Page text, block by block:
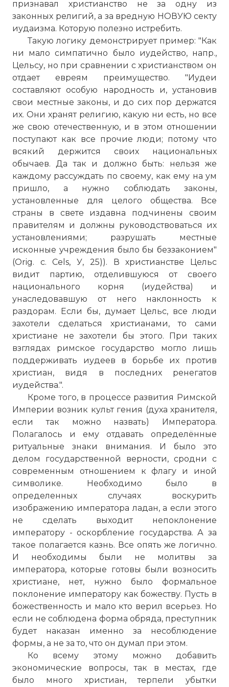
признавал христианство не за одну из
законных религий, а за вредную НОВУЮ секту
иудаизма. Которую полезно истребить.
Такую логику демонстрирует пример: "Как
ни мало симпатично было иудейство, напр.,
Цельсу, но при сравнении с христианством он
отдает евреям преимущество. "Иудеи
составляют особую народность и, установив
свои местные законы, и до сих пор держатся
их. Они хранят религию, какую ни есть, но все
же свою отечественную, и в этом отношении
поступают как все прочие люди; потому что
всякий держится своих национальных
обычаев. Да так и должно быть: нельзя же
каждому рассуждать по своему, как ему на ум
пришло, а нужно соблюдать законы,
установленные для целого общества. Все
страны в свете издавна подчинены своим
правителям и должны руководствоваться их
установлениями; разрушать местные
исконные учреждения было бы беззаконием"
(Orig. с. Cels, У, 25)). В христианстве Цельс
видит партию, отделившуюся от своего
национального корня (иудейства) и
унаследовавшую от него наклонность к
раздорам. Если бы, думает Цельс, все люди
захотели сделаться христианами, то сами
христиане не захотели бы этого. При таких
взглядах римское государство могло лишь
поддерживать иудеев в борьбе их против
христиан, видя в последних ренегатов
иудейства.".
Кроме того, в процессе развития Римской
Империи возник культ гения (духа хранителя,
если так можно назвать) Императора.
Полагалось и ему отдавать определённые
ритуальные знаки внимания. И было это
делом государственной верности, сродни с
современным отношением к флагу и иной
символике. Необходимо было в
определенных случаях воскурить
изображению императора ладан, а если этого
не сделать выходит непоклонение
императору - оскорбление государства. А за
такое полагается казнь. Все опять же логично.
И необходимы были не молитвы за
императора, которые готовы были возносить
христиане, нет, нужно было формальное
поклонение императору как божеству. Пусть в
божественность и мало кто верил всерьез. Но
если не соблюдена форма обряда, преступник
будет наказан именно за несоблюдение
формы, а не за то, что он думал при этом.
Ко всему этому можно добавить
экономические вопросы, так в местах, где
было много христиан, терпели убытки